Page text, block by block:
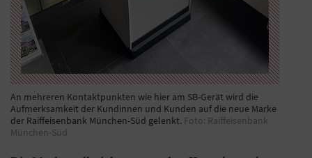
An mehreren Kontaktpunkten wie hier am SB-Gerät wird die
Aufmerksamkeit der Kundinnen und Kunden auf die neue Marke
der Raiffeisenbank München-Süd gelenkt. Foto: Raiffeisenbank
München-Süd